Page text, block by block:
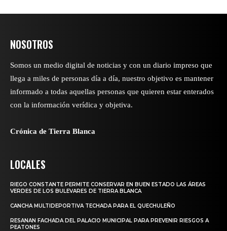
NOSOTROS
Somos un medio digital de noticias y con un diario impreso que
llega a miles de personas día a día, nuestro objetivo es mantener
informado a todas aquellas personas que quieren estar enterados
con la información verídica y objetiva.
Crónica de Tierra Blanca
LOCALES
RIEGO CONSTANTE PERMITE CONSERVAR EN BUEN ESTADO LAS ÁREAS
VERDES DE LOS BULEVARES DE TIERRA BLANCA
CANCHA MULTIDEPORTIVA TECHADA PARA EL QUECHULEÑO
RESANAN FACHADA DEL PALACIO MUNICIPAL PARA PREVENIR RIESGOS A
PEATONES